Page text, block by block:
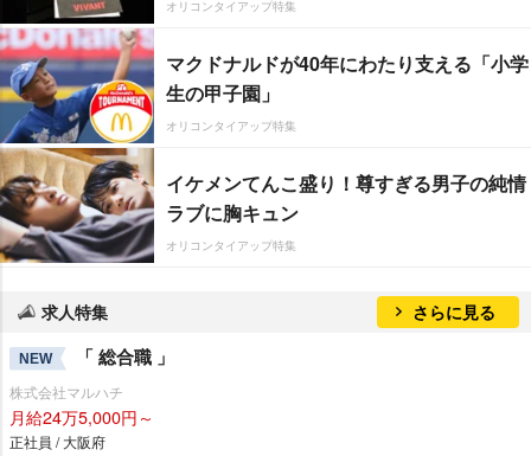
オリコンタイアップ特集
マクドナルドが40年にわたり支える「小学
生の甲子園」
オリコンタイアップ特集
イケメンてんこ盛り！尊すぎる男子の純情
ラブに胸キュン
オリコンタイアップ特集
求人特集 さらに見る
NEW 「 総合職 」
株式会社マルハチ
月給24万5,000円～
正社員 / 大阪府